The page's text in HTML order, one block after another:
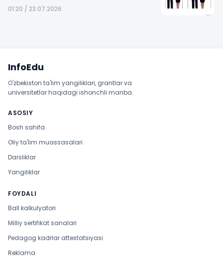
01:20 / 23.07.2026
InfoEdu
O'zbekiston ta'lim yangiliklari, grantlar va
universitetlar haqidagi ishonchli manba.
ASOSIY
Bosh sahifa
Oliy ta'lim muassasalari
Darsliklar
Yangiliklar
FOYDALI
Ball kalkulyatori
Milliy sertifikat sanalari
Pedagog kadrlar attestatsiyasi
Reklama